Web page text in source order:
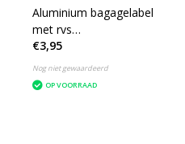
Aluminium bagagelabel
met rvs
bevestigingskoord - Set
van 2
€3,95
Nog niet gewaardeerd
OP VOORRAAD